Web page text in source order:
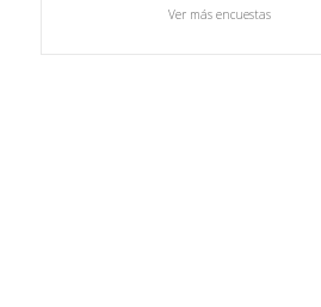
Ver más encuestas